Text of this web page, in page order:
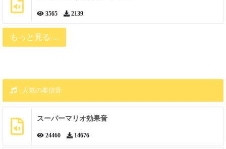
3565 2139
もっと見る ...
人気の着信音
スーパーマリオ効果音
24460 14676